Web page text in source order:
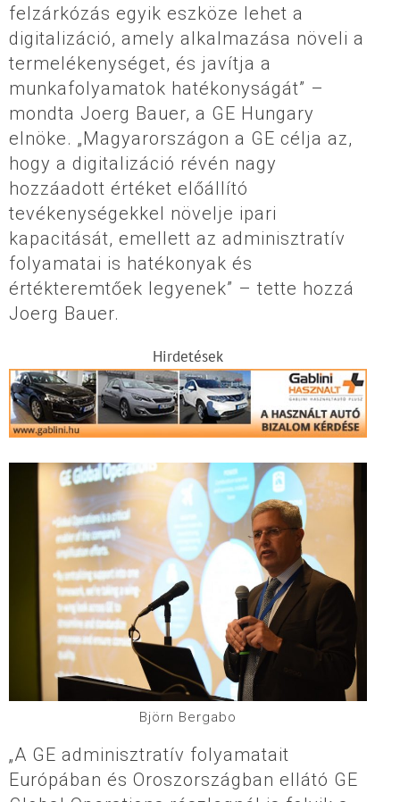
felzárkózás egyik eszköze lehet a
digitalizáció, amely alkalmazása növeli a
termelékenységet, és javítja a
munkafolyamatok hatékonyságát” –
mondta Joerg Bauer, a GE Hungary
elnöke. „Magyarországon a GE célja az,
hogy a digitalizáció révén nagy
hozzáadott értéket előállító
tevékenységekkel növelje ipari
kapacitását, emellett az adminisztratív
folyamatai is hatékonyak és
értékteremtőek legyenek” – tette hozzá
Joerg Bauer.
Hirdetések
Björn Bergabo
„A GE adminisztratív folyamatait
Európában és Oroszországban ellátó GE